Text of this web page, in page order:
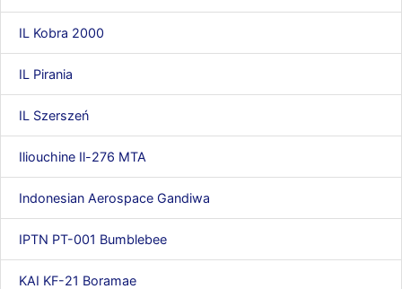
IL Kobra 2000
IL Pirania
IL Szerszeń
Iliouchine Il-276 MTA
Indonesian Aerospace Gandiwa
IPTN PT-001 Bumblebee
KAI KF-21 Boramae